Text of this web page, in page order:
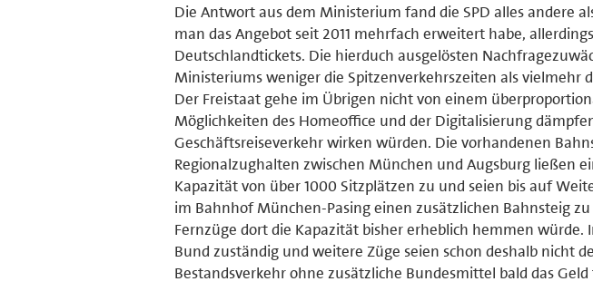
Die Antwort aus dem Ministerium fand die SPD alles andere
man das Angebot seit 2011 mehrfach erweitert habe,
Deutschlandtickets. Die hierduch ausgelösten
Ministeriums weniger die Spitzenverkehrszeiten als vielmehr
Der Freistaat gehe im Übrigen nicht von einem
Möglichkeiten des Homeoffice und der Digitalisierung
Geschäftsreiseverkehr wirken würden. Die vorhandenen
Regionalzughalten zwischen München und Augsburg ließen
Kapazität von über 1000 Sitzplätzen zu und seien bis auf
im Bahnhof München-Pasing einen zusätzlichen Bahnsteig
Fernzüge dort die Kapazität bisher erheblich hemmen
Bund zuständig und weitere Züge seien schon deshalb nicht
Bestandsverkehr ohne zusätzliche Bundesmittel bald das Geld